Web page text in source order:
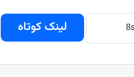
لینک کوتاه